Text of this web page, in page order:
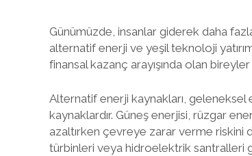
Günümüzde, insanlar giderek daha
alternatif enerji ve yeşil teknoloji
finansal kazanç arayışında olan
Alternatif enerji kaynakları, geleneksel
kaynaklardır. Güneş enerjisi, rüzgar
azaltırken çevreye zarar verme riskini
türbinleri veya hidroelektrik santralleri